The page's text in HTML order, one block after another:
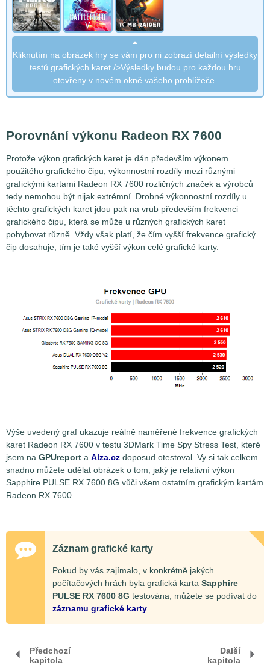
Kliknutím na obrázek hry se vám pro ni zobrazí detailní výsledky
testů grafických karet./>Výsledky budou pro každou hru
otevřeny v novém okně vašeho prohlížeče.
Porovnání výkonu Radeon RX 7600
Protože výkon grafických karet je dán především výkonem
použitého grafického čipu, výkonnostní rozdíly mezi různými
grafickými kartami Radeon RX 7600 rozličných značek a výrobců
tedy nemohou být nijak extrémní. Drobné výkonnostní rozdíly u
těchto grafických karet jdou pak na vrub především frekvenci
grafického čipu, která se může u různých grafických karet
pohybovat různě. Vždy však platí, že čím vyšší frekvence grafický
čip dosahuje, tím je také vyšší výkon celé grafické karty.
Výše uvedený graf ukazuje reálně naměřené frekvence grafických
karet Radeon RX 7600 v testu 3DMark Time Spy Stress Test, které
jsem na GPUreport a Alza.cz doposud otestoval. Vy si tak celkem
snadno můžete udělat obrázek o tom, jaký je relativní výkon
Sapphire PULSE RX 7600 8G vůči všem ostatním grafickým kartám
Radeon RX 7600.
Záznam grafické karty
Pokud by vás zajímalo, v konkrétně jakých
počítačových hrách byla grafická karta Sapphire
PULSE RX 7600 8G testována, můžete se podívat do
záznamu grafické karty
Předchozí
kapitola
Další
kapitola